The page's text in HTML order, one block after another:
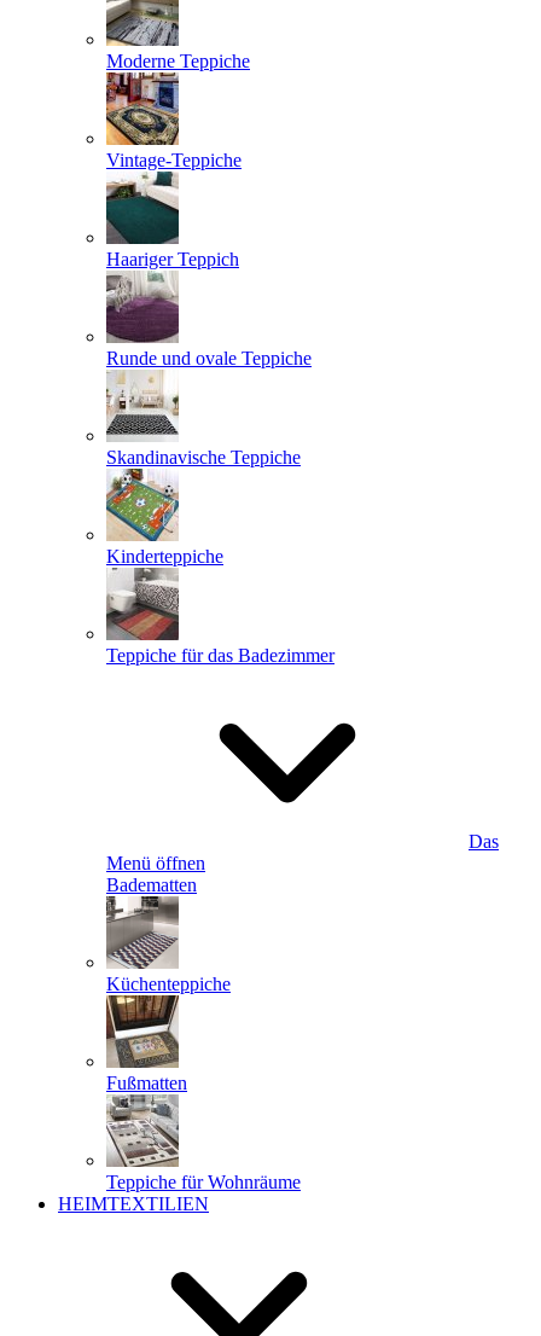
Moderne Teppiche
Vintage-Teppiche
Haariger Teppich
Runde und ovale Teppiche
Skandinavische Teppiche
Kinderteppiche
Teppiche für das Badezimmer
Das
Menü öffnen
Badematten
Küchenteppiche
Fußmatten
Teppiche für Wohnräume
HEIMTEXTILIEN